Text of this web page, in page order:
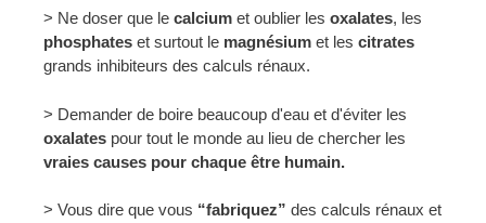
> Ne doser que le calcium et oublier les oxalates, les
phosphates et surtout le magnésium et les citrates
grands inhibiteurs des calculs rénaux.
> Demander de boire beaucoup d'eau et d'éviter les
oxalates pour tout le monde au lieu de chercher les
vraies causes pour chaque être humain.
> Vous dire que vous “fabriquez” des calculs rénaux et